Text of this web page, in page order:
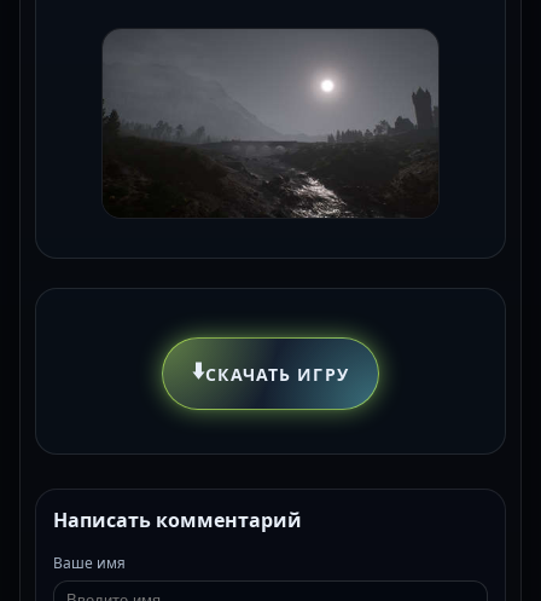
⬇️СКАЧАТЬ ИГРУ
Написать комментарий
Ваше имя